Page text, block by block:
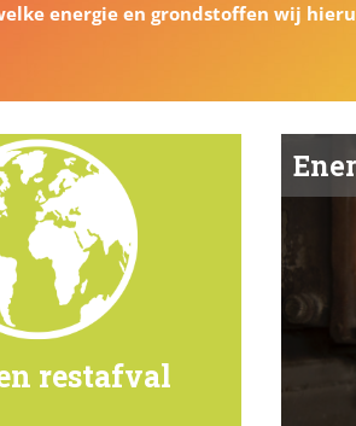
energie en grondstoffen wij
restafval